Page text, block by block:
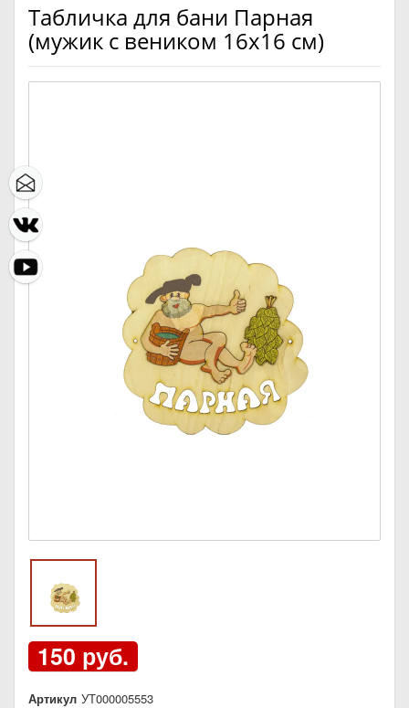
Табличка для бани Парная
(мужик с веником 16х16 см)
150 руб.
Артикул УТ000005553